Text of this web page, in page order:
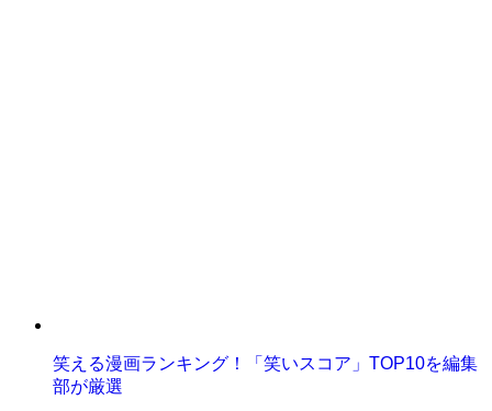
笑える漫画ランキング！「笑いスコア」TOP10を編集
部が厳選